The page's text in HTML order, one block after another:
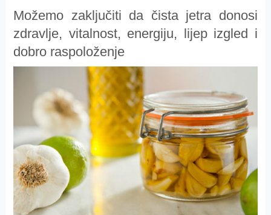
Možemo zaključiti da čista jetra donosi
zdravlje, vitalnost, energiju, lijep izgled i
dobro raspoloženje